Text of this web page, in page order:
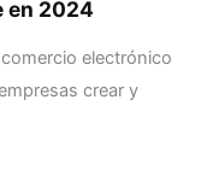
en 2024
electrónico
crear y